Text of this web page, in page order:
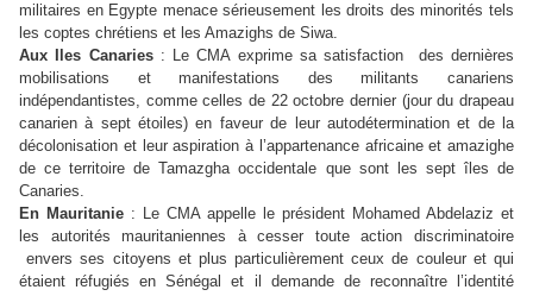
militaires en Egypte menace sérieusement les droits des minorités tels
les coptes chrétiens et les Amazighs de Siwa.
Aux Iles Canaries: Le CMA exprime sa satisfaction des dernières
mobilisations et manifestations des militants canariens
indépendantistes, comme celles de 22 octobre dernier (jour du drapeau
canarien à sept étoiles) en faveur de leur autodétermination et de la
décolonisation et leur aspiration à l’appartenance africaine et amazighe
de ce territoire de Tamazgha occidentale que sont les sept îles de
Canaries.
En Mauritanie : Le CMA appelle le président Mohamed Abdelaziz et
les autorités mauritaniennes à cesser toute action discriminatoire
envers ses citoyens et plus particulièrement ceux de couleur et qui
étaient réfugiés en Sénégal et il demande de reconnaître l’identité